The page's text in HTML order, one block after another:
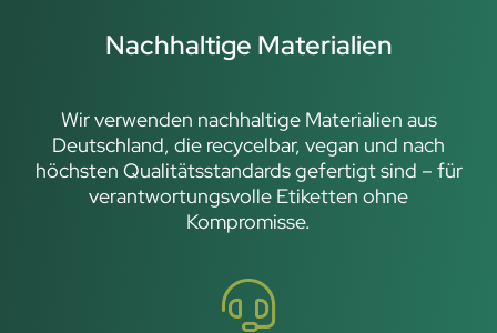
Nachhaltige Materialien
Wir verwenden nachhaltige Materialien aus
Deutschland, die recycelbar, vegan und nach
höchsten Qualitätsstandards gefertigt sind – für
verantwortungsvolle Etiketten ohne
Kompromisse.